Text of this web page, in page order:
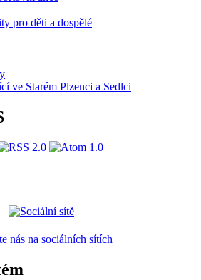
pro děti a dospělé
ve Starém Plzenci a Sedlci
nás na sociálních sítích